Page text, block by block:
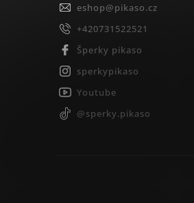
eshop@pikaso.cz
+420731522521
Šperky pikaso
sperkypikaso
Youtube
@sperky.pikaso